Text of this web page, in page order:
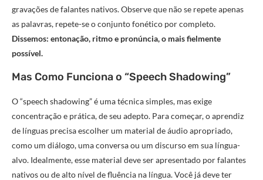
gravações de falantes nativos. Observe que não se repete apenas
as palavras, repete-se o conjunto fonético por completo.
Dissemos: entonação, ritmo e pronúncia, o mais fielmente
possível.
Mas Como Funciona o “Speech Shadowing”
O “speech shadowing” é uma técnica simples, mas exige
concentração e prática, de seu adepto. Para começar, o aprendiz
de línguas precisa escolher um material de áudio apropriado,
como um diálogo, uma conversa ou um discurso em sua língua-
alvo. Idealmente, esse material deve ser apresentado por falantes
nativos ou de alto nível de fluência na língua. Você já deve ter